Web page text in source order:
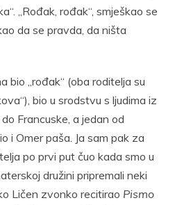
„Rođak, rođak“, smješkao se
da se pravda, da ništa
bio „rođak“ (oba roditelja su
bio u srodstvu s ljudima iz
Francuske, a jedan od
i Omer paša. Ja sam pak za
po prvi put čuo kada smo u
družini pripremali neki
Ličen zvonko recitirao Pismo